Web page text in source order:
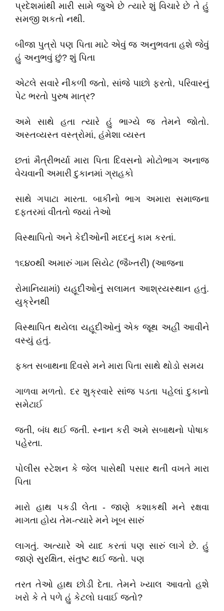
પ્રદેશમાંથી મારી સામે જુએ છે ત્યારે શું વિચારે છે તે હું
સમજી શકતો નથી.
બીજા પુત્રો પણ પિતા માટે એવું જ અનુભવતા હશે જેવું
હું અનુભવું છું? શું પિતા
એટલે સવારે નીકળી જતો, સાંજે પાછો ફરતો, પરિવારનું
પેટ ભરતો પુરુષ માત્ર?
અમે સાથે હતા ત્યારે હું ભાગ્યે જ તેમને જોતો.
અસ્તવ્યસ્ત વસ્ત્રોમાં, હંમેશા વ્યસ્ત
છતાં મૈત્રીભર્યા મારા પિતા દિવસનો મોટોભાગ અનાજ
વેચવાની અમારી દુકાનમાં ગ્રાહકો
સાથે ગપાટા મારતા. બાકીનો ભાગ અમારા સમાજના
દફતરમાં વીતતો જ્યાં તેઓ
વિસ્થાપિતો અને કેદીઓની મદદનું કામ કરતાં.
૧૬૪૦થી અમારું ગામ સિયેટ (જૈખ્તરીં) (આજના
રોમાનિયામાં) યહૂદીઓનું સલામત આશ્રયસ્થાન હતું.
યુક્રેનથી
વિસ્થાપિત થયેલા યહૂદીઓનું એક જૂથ અહીં આવીને
વસ્યું હતું.
ફક્ત સબાથના દિવસે મને મારા પિતા સાથે થોડો સમય
ગાળવા મળતો. દર શુક્રવારે સાંજ પડતા પહેલાં દુકાનો
સમેટાઈ
જતી, બંધ થઈ જતી. સ્નાન કરી અમે સબાથનો પોષાક
પહેરતા.
પોલીસ સ્ટેશન કે જેલ પાસેથી પસાર થતી વખતે મારા
પિતા
મારો હાથ પકડી લેતા - જાણે કશાકથી મને રક્ષવા
માગતા હોય તેમ-ત્યારે મને ખૂબ સારું
લાગતું. અત્યારે એ યાદ કરતાં પણ સારું લાગે છે. હું
જાણે સુરક્ષિત, સંતુષ્ટ થઈ જતો. પણ
તરત તેઓ હાથ છોડી દેતા. તેમને ખ્યાલ આવતો હશે
ખરો કે તે પળે હું કેટલો ઘવાઈ જતો?